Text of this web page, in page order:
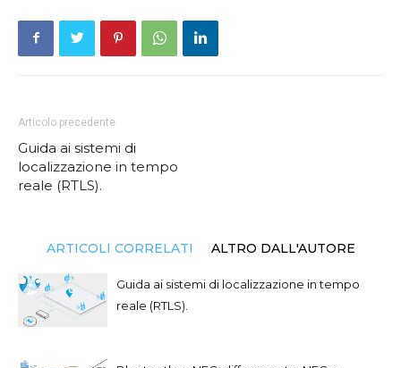
Articolo precedente
Guida ai sistemi di
localizzazione in tempo
reale (RTLS).
ARTICOLI CORRELATI ALTRO DALL'AUTORE
Guida ai sistemi di localizzazione in tempo
reale (RTLS).